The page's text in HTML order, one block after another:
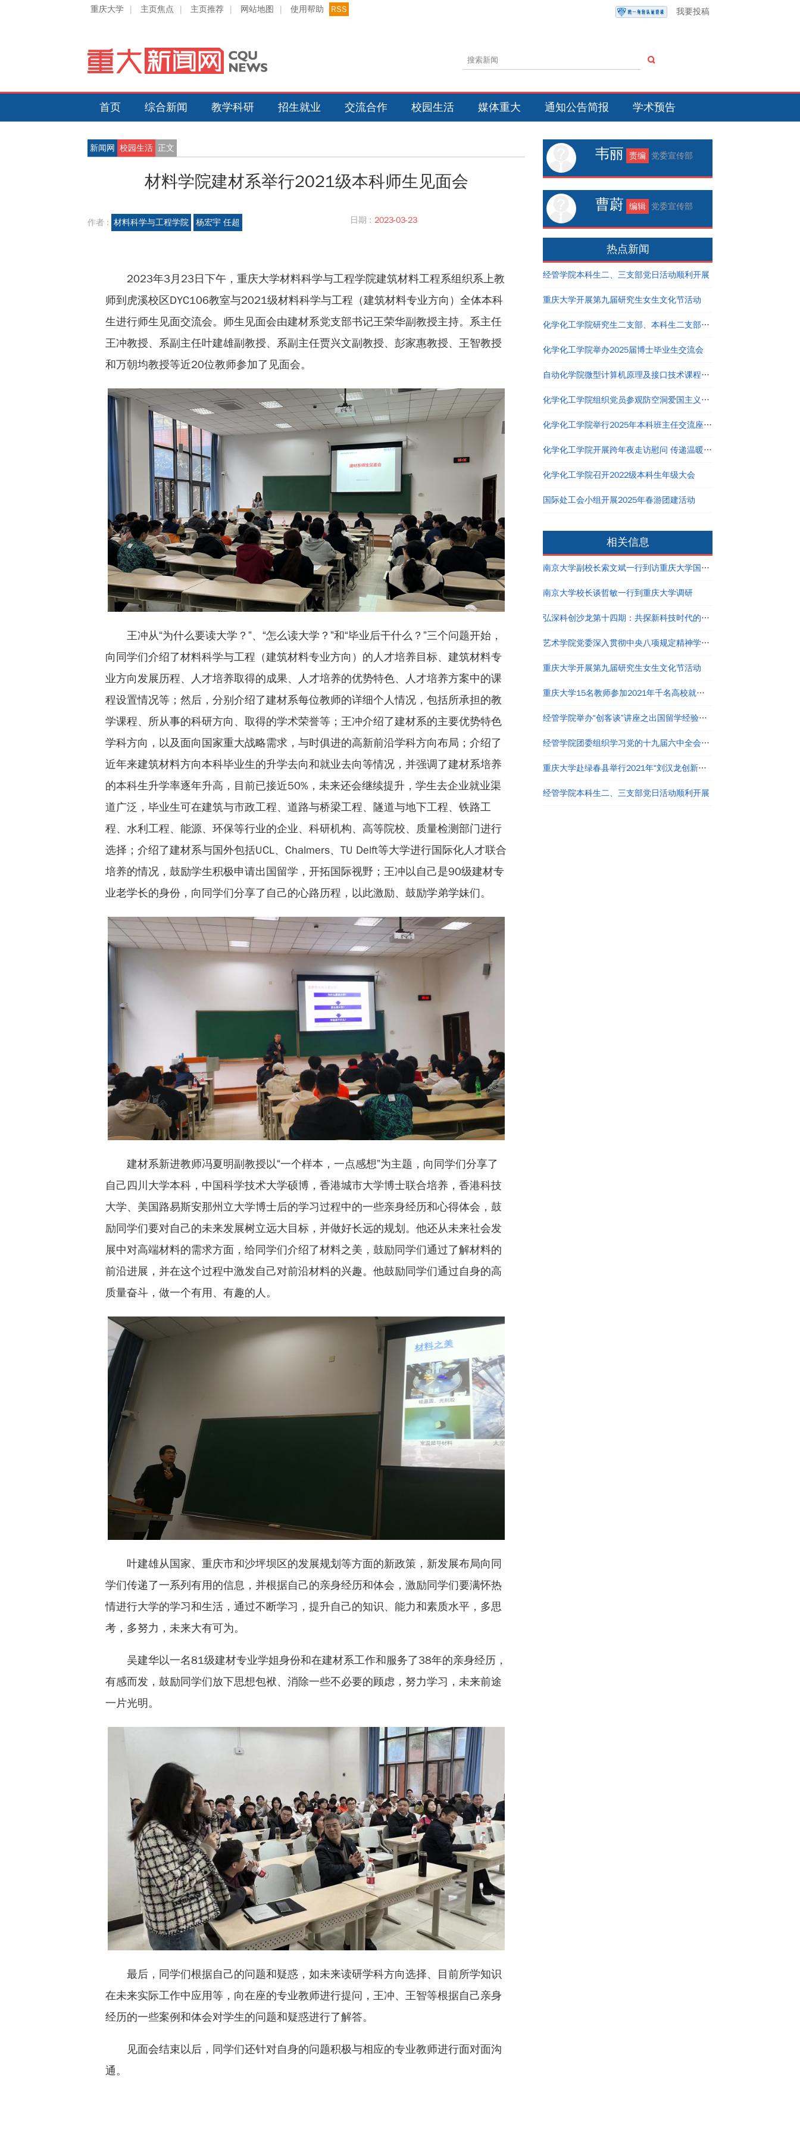
重庆大学 | 主页焦点 | 主页推荐 | 网站地图 | 使用帮助 RSS 我要投稿
首页 综合新闻 教学科研 招生就业 交流合作 校园生活 媒体重大 通知公告简报 学术预告
新闻网 校园生活 正文
材料学院建材系举行2021级本科师生见面会
作者 : 材料科学与工程学院 杨宏宇 任超 日期 : 2023-03-23
2023年3月23日下午，重庆大学材料科学与工程学院建筑材料工程系组织系上教
师到虎溪校区DYC106教室与2021级材料科学与工程（建筑材料专业方向）全体本科
生进行师生见面交流会。师生见面会由建材系党支部书记王荣华副教授主持。系主任
王冲教授、系副主任叶建雄副教授、系副主任贾兴文副教授、彭家惠教授、王智教授
和万朝均教授等近20位教师参加了见面会。
王冲从“为什么要读大学？”、“怎么读大学？”和“毕业后干什么？”三个问题开始，
向同学们介绍了材料科学与工程（建筑材料专业方向）的人才培养目标、建筑材料专
业方向发展历程、人才培养取得的成果、人才培养的优势特色、人才培养方案中的课
程设置情况等；然后，分别介绍了建材系每位教师的详细个人情况，包括所承担的教
学课程、所从事的科研方向、取得的学术荣誉等；王冲介绍了建材系的主要优势特色
学科方向，以及面向国家重大战略需求，与时俱进的高新前沿学科方向布局；介绍了
近年来建筑材料方向本科毕业生的升学去向和就业去向等情况，并强调了建材系培养
的本科生升学率逐年升高，目前已接近50%，未来还会继续提升，学生去企业就业渠
道广泛，毕业生可在建筑与市政工程、道路与桥梁工程、隧道与地下工程、铁路工
程、水利工程、能源、环保等行业的企业、科研机构、高等院校、质量检测部门进行
选择；介绍了建材系与国外包括UCL、Chalmers、TU Delft等大学进行国际化人才联合
培养的情况，鼓励学生积极申请出国留学，开拓国际视野；王冲以自己是90级建材专
业老学长的身份，向同学们分享了自己的心路历程，以此激励、鼓励学弟学妹们。
建材系新进教师冯夏明副教授以“一个样本，一点感想”为主题，向同学们分享了
自己四川大学本科，中国科学技术大学硕博，香港城市大学博士联合培养，香港科技
大学、美国路易斯安那州立大学博士后的学习过程中的一些亲身经历和心得体会，鼓
励同学们要对自己的未来发展树立远大目标，并做好长远的规划。他还从未来社会发
展中对高端材料的需求方面，给同学们介绍了材料之美，鼓励同学们通过了解材料的
前沿进展，并在这个过程中激发自己对前沿材料的兴趣。他鼓励同学们通过自身的高
质量奋斗，做一个有用、有趣的人。
叶建雄从国家、重庆市和沙坪坝区的发展规划等方面的新政策，新发展布局向同
学们传递了一系列有用的信息，并根据自己的亲身经历和体会，激励同学们要满怀热
情进行大学的学习和生活，通过不断学习，提升自己的知识、能力和素质水平，多思
考，多努力，未来大有可为。
吴建华以一名81级建材专业学姐身份和在建材系工作和服务了38年的亲身经历，
有感而发，鼓励同学们放下思想包袱、消除一些不必要的顾虑，努力学习，未来前途
一片光明。
最后，同学们根据自己的问题和疑惑，如未来读研学科方向选择、目前所学知识
在未来实际工作中应用等，向在座的专业教师进行提问，王冲、王智等根据自己亲身
经历的一些案例和体会对学生的问题和疑惑进行了解答。
见面会结束以后，同学们还针对自身的问题积极与相应的专业教师进行面对面沟
通。
韦丽 责编 党委宣传部
曹蔚 编辑 党委宣传部
热点新闻
经管学院本科生二、三支部党日活动顺利开展
重庆大学开展第九届研究生女生文化节活动
化学化工学院研究生二支部、本科生二支部开展“党建领航，本研共进”主题党日活动
化学化工学院举办2025届博士毕业生交流会
自动化学院微型计算机原理及接口技术课程团队召开教学改革研讨会
化学化工学院组织党员参观防空洞爱国主义教育基地
化学化工学院举行2025年本科班主任交流座谈会
化学化工学院开展跨年夜走访慰问 传递温暖关怀与新岁祝福
化学化工学院召开2022级本科生年级大会
国际处工会小组开展2025年春游团建活动
相关信息
南京大学副校长索文斌一行到访重庆大学国家卓越工程师学院
南京大学校长谈哲敏一行到重庆大学调研
弘深科创沙龙第十四期：共探新科技时代的创新创业与职业发展
艺术学院党委深入贯彻中央八项规定精神学习教育读书班结业
重庆大学开展第九届研究生女生文化节活动
重庆大学15名教师参加2021年千名高校就业工作者专题培训
经管学院举办“创客谈”讲座之出国留学经验分享
经管学院团委组织学习党的十九届六中全会精神
重庆大学赴绿春县举行2021年“刘汉龙创新团队龙之梦”奖助学金颁发仪式
经管学院本科生二、三支部党日活动顺利开展